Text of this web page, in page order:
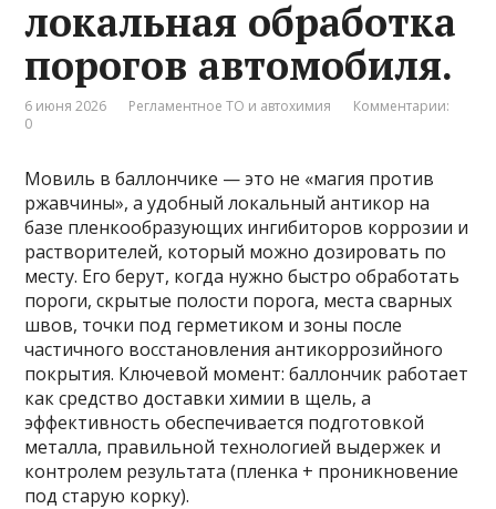
локальная обработка
порогов автомобиля.
6 июня 2026 Регламентное ТО и автохимия
Комментарии:
0
Мовиль в баллончике — это не «магия против
ржавчины», а удобный локальный антикор на
базе пленкообразующих ингибиторов коррозии и
растворителей, который можно дозировать по
месту. Его берут, когда нужно быстро обработать
пороги, скрытые полости порога, места сварных
швов, точки под герметиком и зоны после
частичного восстановления антикоррозийного
покрытия. Ключевой момент: баллончик работает
как средство доставки химии в щель, а
эффективность обеспечивается подготовкой
металла, правильной технологией выдержек и
контролем результата (пленка + проникновение
под старую корку).